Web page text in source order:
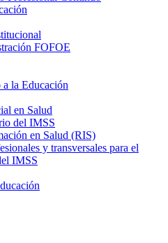
FOFOE
a la Educación
en Salud
del IMSS
en Salud (RIS)
y transversales para el
IMSS